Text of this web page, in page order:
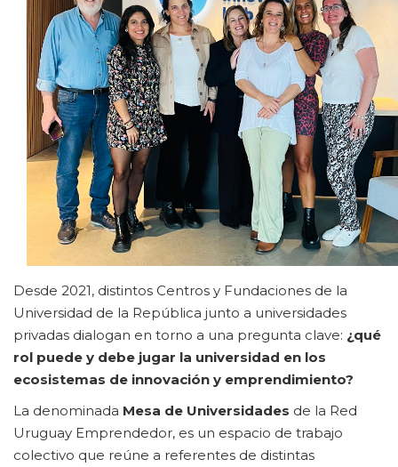
Desde 2021, distintos Centros y Fundaciones de la
Universidad de la República junto a universidades
privadas dialogan en torno a una pregunta clave: ¿qué
rol puede y debe jugar la universidad en los
ecosistemas de innovación y emprendimiento?
La denominada Mesa de Universidades de la Red
Uruguay Emprendedor, es un espacio de trabajo
colectivo que reúne a referentes de distintas